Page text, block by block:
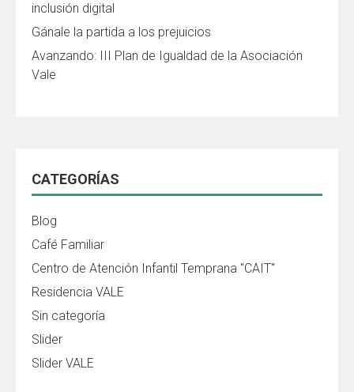
inclusión digital
Gánale la partida a los prejuicios
Avanzando: III Plan de Igualdad de la Asociación
Vale
CATEGORÍAS
Blog
Café Familiar
Centro de Atención Infantil Temprana "CAIT"
Residencia VALE
Sin categoría
Slider
Slider VALE